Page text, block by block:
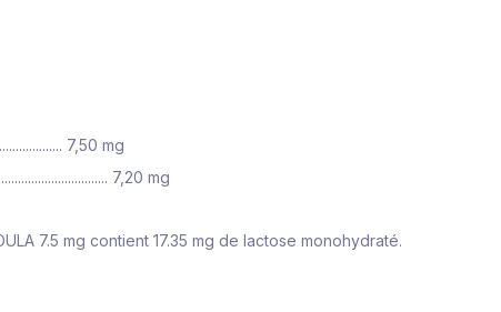
7,50 mg
7,20 mg
7.5 mg contient 17.35 mg de lactose monohydraté.